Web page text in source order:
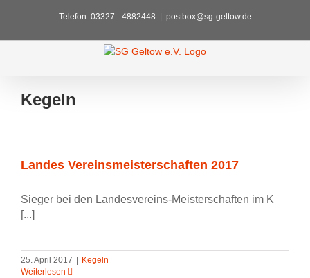
Telefon: 03327 - 4882448 postbox@sg-geltow.de
Kegeln
Landes Vereinsmeisterschaften 2017
Sieger bei den Landesvereins-Meisterschaften im K
[...]
25. April 2017
Kegeln
Weiterlesen